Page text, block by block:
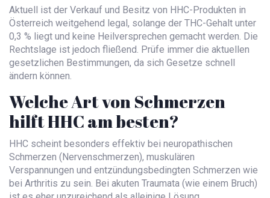
Aktuell ist der Verkauf und Besitz von HHC-Produkten in
Österreich weitgehend legal, solange der THC-Gehalt unter
0,3 % liegt und keine Heilversprechen gemacht werden. Die
Rechtslage ist jedoch fließend. Prüfe immer die aktuellen
gesetzlichen Bestimmungen, da sich Gesetze schnell
ändern können.
Welche Art von Schmerzen
hilft HHC am besten?
HHC scheint besonders effektiv bei neuropathischen
Schmerzen (Nervenschmerzen), muskulären
Verspannungen und entzündungsbedingten Schmerzen wie
bei Arthritis zu sein. Bei akuten Traumata (wie einem Bruch)